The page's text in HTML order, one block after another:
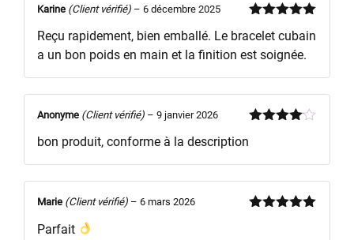
5
Karine (Client vérifié) – 6 décembre 2025
Reçu rapidement, bien emballé. Le bracelet cubain
a un bon poids en main et la finition est soignée.
Anonyme (Client vérifié) – 9 janvier 2026
bon produit, conforme à la description
Marie (Client vérifié) – 6 mars 2026
Parfait